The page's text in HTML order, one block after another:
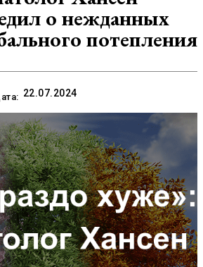
о нежданных
потепления
22.07.2024